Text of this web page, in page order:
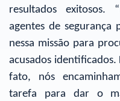
resultados exitosos.
agentes de segurança
nessa missão para
acusados
fato, nós
tarefa para dar o